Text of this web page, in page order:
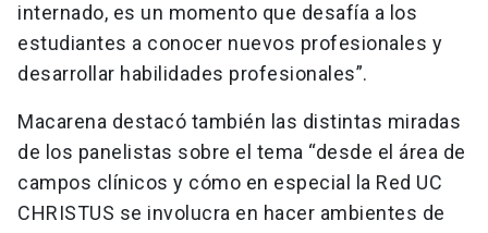
internado, es un momento que desafía a los
estudiantes a conocer nuevos profesionales y
desarrollar habilidades profesionales”.
Macarena destacó también las distintas miradas
de los panelistas sobre el tema “desde el área de
campos clínicos y cómo en especial la Red UC
CHRISTUS se involucra en hacer ambientes de